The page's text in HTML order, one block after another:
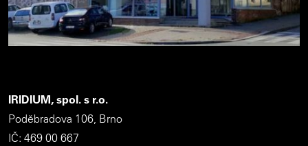
IRIDIUM, spol. s r.o.
Poděbradova 106, Brno
IČ: 469 00 667